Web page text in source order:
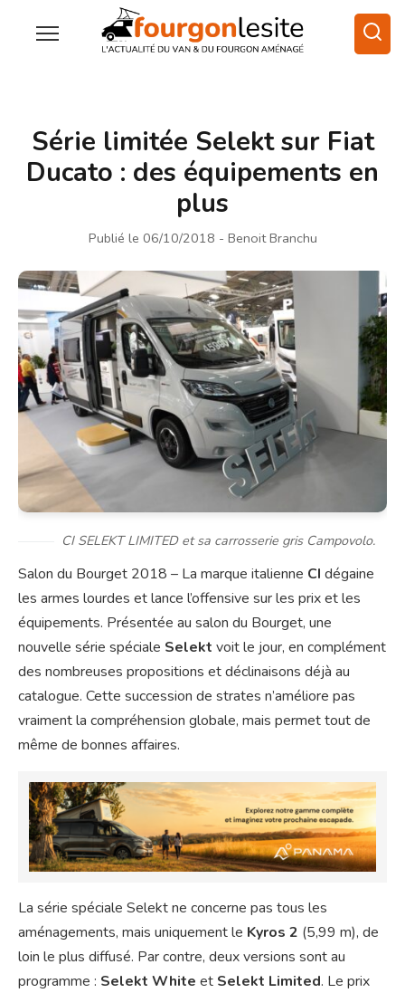
Série limitée Selekt sur Fiat
Ducato : des équipements en
plus
Publié le 06/10/2018 - Benoit Branchu
CI SELEKT LIMITED et sa carrosserie gris Campovolo.
Salon du Bourget 2018 – La marque italienne CI dégaine
les armes lourdes et lance l’offensive sur les prix et les
équipements. Présentée au salon du Bourget, une
nouvelle série spéciale Selekt voit le jour, en complément
des nombreuses propositions et déclinaisons déjà au
catalogue. Cette succession de strates n’améliore pas
vraiment la compréhension globale, mais permet tout de
même de bonnes affaires.
La série spéciale Selekt ne concerne pas tous les
aménagements, mais uniquement le Kyros 2 (5,99 m), de
loin le plus diffusé. Par contre, deux versions sont au
programme : Selekt White et Selekt Limited. Le prix